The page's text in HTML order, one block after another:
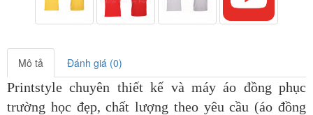
Mô tả Đánh giá (0)
Printstyle chuyên thiết kế và máy áo đồng phục
trường học đẹp, chất lượng theo yêu cầu (áo đồng